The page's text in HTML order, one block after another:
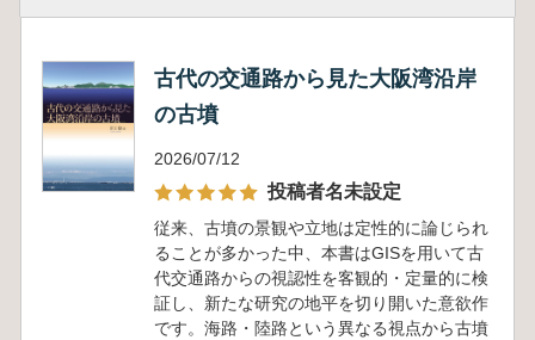
古代の交通路から見た大阪湾沿岸
の古墳
2026/07/12
投稿者名未設定
従来、古墳の景観や立地は定性的に論じられ
ることが多かった中、本書はGISを用いて古
代交通路からの視認性を客観的・定量的に検
証し、新たな研究の地平を切り開いた意欲作
です。海路・陸路という異なる視点から古墳